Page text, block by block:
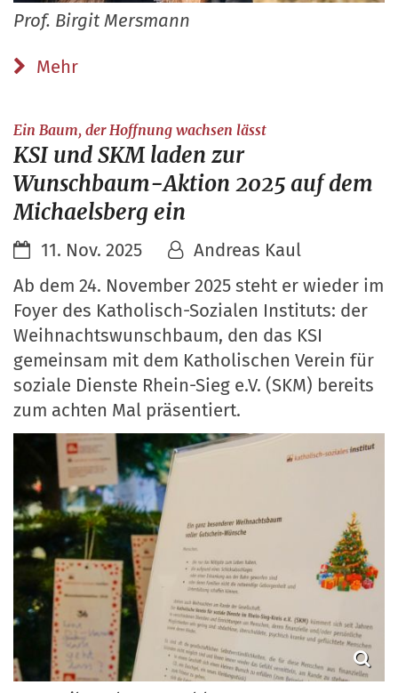
Prof. Birgit Mersmann
Mehr
Ein Baum, der Hoffnung wachsen lässt:
KSI und SKM laden zur
Wunschbaum-Aktion 2025 auf dem
Michaelsberg ein
11. Nov. 2025
Andreas Kaul
Ab dem 24. November 2025 steht er wieder im
Foyer des Katholisch-Sozialen Instituts: der
Weihnachtswunschbaum, den das KSI
gemeinsam mit dem Katholischen Verein für
soziale Dienste Rhein-Sieg e.V. (SKM) bereits
zum achten Mal präsentiert.